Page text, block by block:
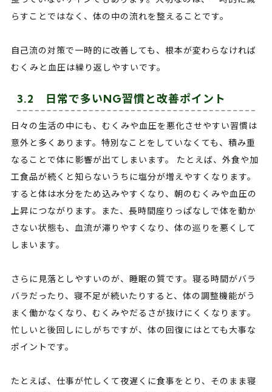
らすことではなく、体の中の流れを整えることです。
自己流の対策で一時的に改善しても、根本が変わらなければ
むくみと血圧は繰り返しやすいです。
3.2 日常で多いNG習慣と改善ポイント
日々の生活の中にも、むくみや血圧を悪化させやすい習慣は
意外と多くあります。特別なことをしていなくても、積み重
なることで体に影響が出てしまいます。 たとえば、外食や加
工食品が続くと知らないうちに塩分が増えやすくなります。
すると体は水分をため込みやすくなり、朝のむくみや血圧の
上昇につながります。また、長時間座りっぱなしで体を動か
さない状態も、血流が滞りやすくなり、体の巡りを悪くして
しまいます。
さらに見落としやすいのが、睡眠の質です。寝る時間がバラ
バラだったり、寝不足が続いたりすると、体の調整機能がう
まく働かなくなり、むくみやだるさが抜けにくくなります。
忙しいと後回しにしがちですが、体の回復にはとても大事な
ポイントです。
たとえば、仕事が忙しくて夜遅くに食事をとり、そのまま寝